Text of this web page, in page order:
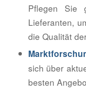
Pflegen Sie
Lieferanten,
die Qualität
sich über
besten